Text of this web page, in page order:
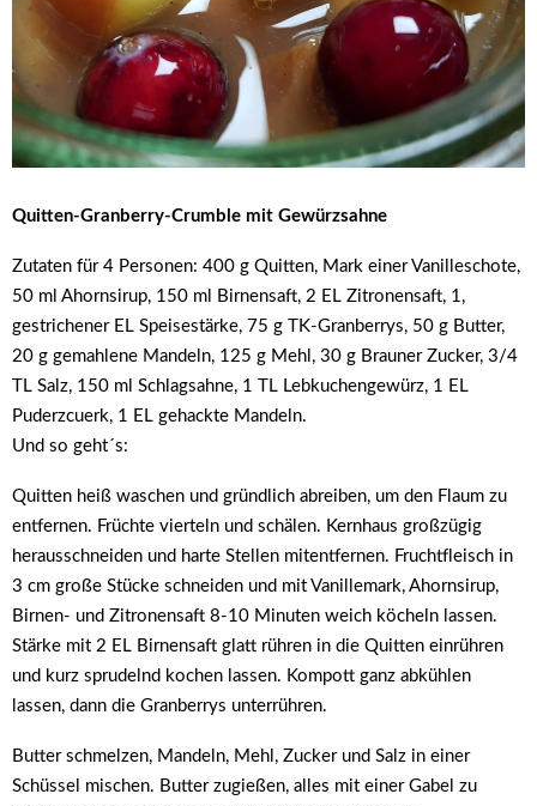
Quitten-Granberry-Crumble mit Gewürzsahne
Zutaten für 4 Personen: 400 g Quitten, Mark einer Vanilleschote,
50 ml Ahornsirup, 150 ml Birnensaft, 2 EL Zitronensaft, 1,
gestrichener EL Speisestärke, 75 g TK-Granberrys, 50 g Butter,
20 g gemahlene Mandeln, 125 g Mehl, 30 g Brauner Zucker, 3/4
TL Salz, 150 ml Schlagsahne, 1 TL Lebkuchengewürz, 1 EL
Puderzcuerk, 1 EL gehackte Mandeln.
Und so geht´s:
Quitten heiß waschen und gründlich abreiben, um den Flaum zu
entfernen. Früchte vierteln und schälen. Kernhaus großzügig
herausschneiden und harte Stellen mitentfernen. Fruchtfleisch in
3 cm große Stücke schneiden und mit Vanillemark, Ahornsirup,
Birnen- und Zitronensaft 8-10 Minuten weich köcheln lassen.
Stärke mit 2 EL Birnensaft glatt rühren in die Quitten einrühren
und kurz sprudelnd kochen lassen. Kompott ganz abkühlen
lassen, dann die Granberrys unterrühren.
Butter schmelzen, Mandeln, Mehl, Zucker und Salz in einer
Schüssel mischen. Butter zugießen, alles mit einer Gabel zu